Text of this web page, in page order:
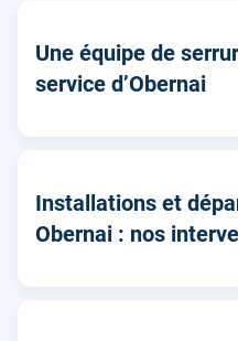
Une équipe de
service d’Obernai
Installations et
Obernai : nos